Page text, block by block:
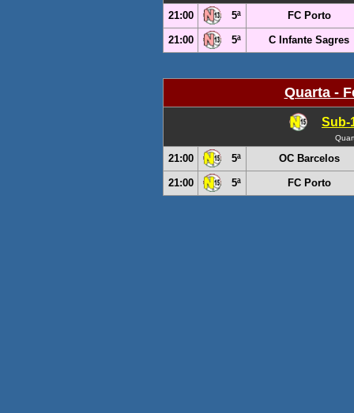
21:00 5ª FC Porto
21:00 5ª C Infante Sagres
Quarta -
Sub-
21:00 5ª OC Barcelos
21:00 5ª FC Porto